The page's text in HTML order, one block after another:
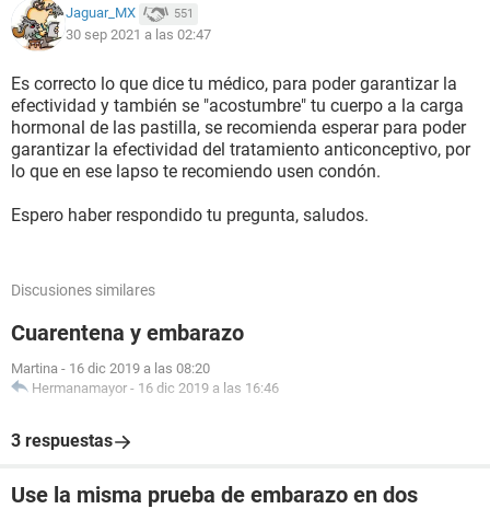
Jaguar_MX 551
30 sep 2021 a las 02:47
Es correcto lo que dice tu médico, para poder garantizar la
efectividad y también se "acostumbre" tu cuerpo a la carga
hormonal de las pastilla, se recomienda esperar para poder
garantizar la efectividad del tratamiento anticonceptivo, por
lo que en ese lapso te recomiendo usen condón.
Espero haber respondido tu pregunta, saludos.
Discusiones similares
Cuarentena y embarazo
Martina - 16 dic 2019 a las 08:20
Hermanamayor - 16 dic 2019 a las 16:46
3 respuestas
Use la misma prueba de embarazo en dos